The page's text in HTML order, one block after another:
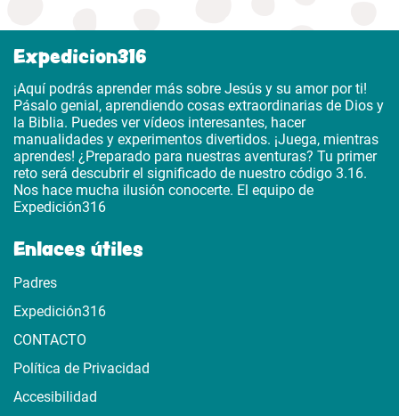
Expedicion316
¡Aquí podrás aprender más sobre Jesús y su amor por ti!
Pásalo genial, aprendiendo cosas extraordinarias de Dios y
la Biblia. Puedes ver vídeos interesantes, hacer
manualidades y experimentos divertidos. ¡Juega, mientras
aprendes! ¿Preparado para nuestras aventuras? Tu primer
reto será descubrir el significado de nuestro código 3.16.
Nos hace mucha ilusión conocerte. El equipo de
Expedición316
Enlaces útiles
Padres
Expedición316
CONTACTO
Política de Privacidad
Accesibilidad